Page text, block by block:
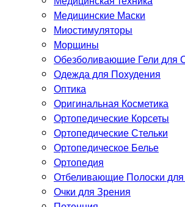
Медицинские Маски
Миостимуляторы
Морщины
Обезболивающие Гели для
Одежда для Похудения
Оптика
Оригинальная Косметика
Ортопедические Корсеты
Ортопедические Стельки
Ортопедическое Белье
Ортопедия
Отбеливающие Полоски
Очки для Зрения